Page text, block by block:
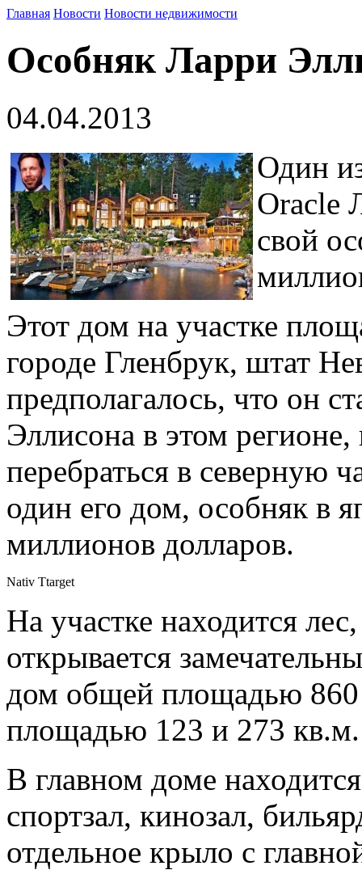
Главная Новости Новости недвижимости
Особняк Ларри
04.04.2013
Один
Oracle
свой
Этот дом на участке
городе Гленбрук, штат
предполагалось, что он
Эллисона в этом
перебраться в северную
один его дом, особняк в
миллионов долларов.
Nativ Ttarget
На участке находится
открывается
дом общей площадью 860
площадью 123 и 273 кв.м.
В главном доме
спортзал, кинозал,
отдельное крыло с